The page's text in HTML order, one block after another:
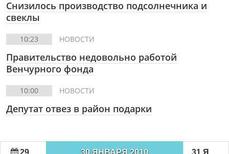
Снизилось производство подсолнечника и
свеклы
10:23 НОВОСТИ
Правительство недовольно работой
Венчурного фонда
10:00 НОВОСТИ
Депутат отвез в район подарки